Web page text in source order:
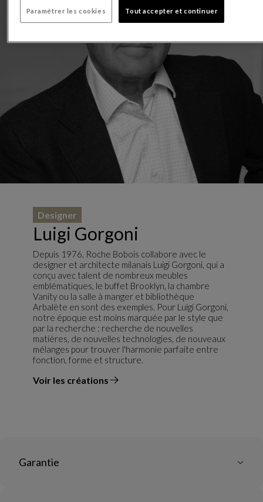
Luigi Gorgoni
Designer
Depuis 1976, Roche Bobois collabore avec le
designer et architecte milanais Luigi Gorgoni, qui a
conçu avec talent de nombreux meubles
emblématiques, le buffet Brooklyn, la chambre
Vanity ou la salle à manger et bibliothèque
Arbalète en sont des exemples. Pour Luigi Gorgoni,
notre époque est moins marquée par le style que
par la recherche : recherche de nouvelles
matières, de nouvelles technologies, de nouveaux
mélanges pour trouver l'harmonie parfaite entre
fonction, forme et structure.
Voir les créations
du designer
Garantie
Paramétrer les cookies Tout accepter et continuer